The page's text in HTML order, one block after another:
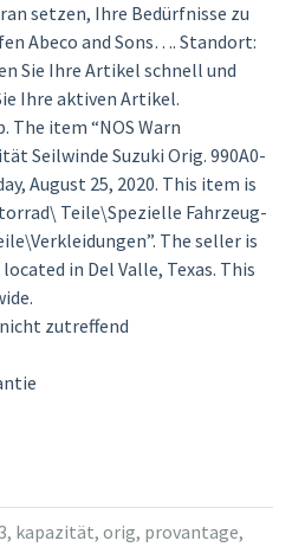
setzen, Ihre Bedürfnisse zu
Abeco and Sons…. Standort:
Sie Ihre Artikel schnell und
Ihre aktiven Artikel.
The item “NOS Warn
Seilwinde Suzuki Orig. 990A0-
August 25, 2020. This item is
Teile\Spezielle Fahrzeug-
The seller is
in Del Valle, Texas. This
zutreffend
, kapazität, orig, provantage,